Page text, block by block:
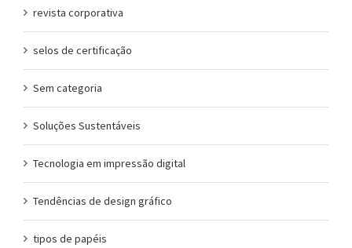
revista corporativa
selos de certificação
Sem categoria
Soluções Sustentáveis
Tecnologia em impressão digital
Tendências de design gráfico
tipos de papéis